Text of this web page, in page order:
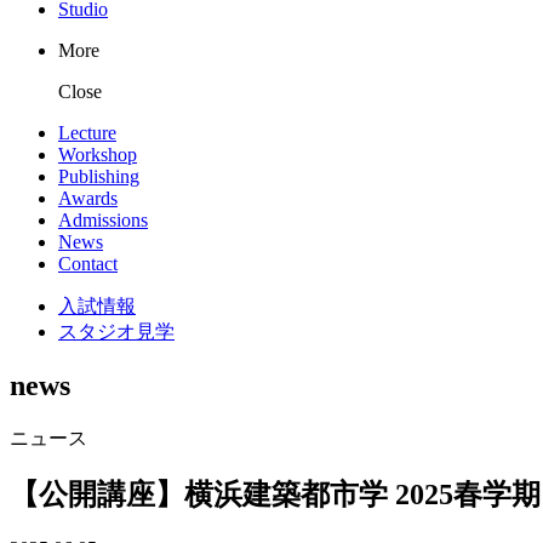
Studio
More
Close
Lecture
Workshop
Publishing
Awards
Admissions
News
Contact
入試情報
スタジオ見学
news
ニュース
【公開講座】横浜建築都市学 2025春